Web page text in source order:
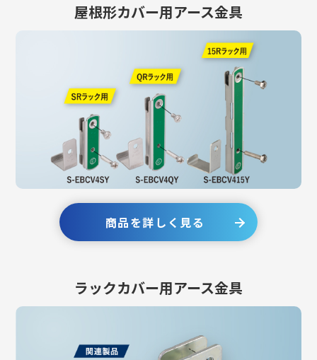
屋根形カバー用アース金具
商品を詳しく見る
ラックカバー用アース金具